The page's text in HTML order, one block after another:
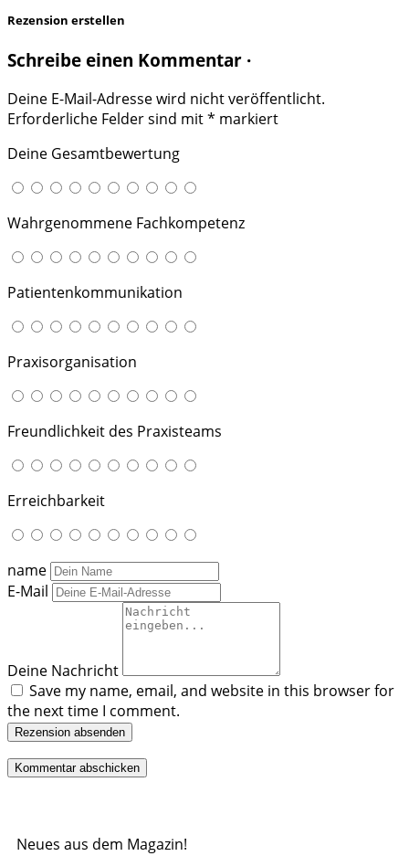
Rezension erstellen
Schreibe einen Kommentar ·
Deine E-Mail-Adresse wird nicht veröffentlicht.
Erforderliche Felder sind mit* markiert
Deine Gesamtbewertung
Wahrgenommene Fachkompetenz
Patientenkommunikation
Praxisorganisation
Freundlichkeit des Praxisteams
Erreichbarkeit
name
E-Mail
Deine Nachricht
Save my name, email, and website in this browser for
the next time I comment.
Rezension absenden
Neues aus dem Magazin!